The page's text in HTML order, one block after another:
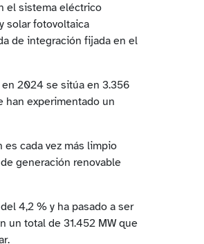
el sistema eléctrico
solar fotovoltaica
de integración fijada en el
2024 se sitúa en 3.356
han experimentado un
cada vez más limpio
generación renovable
4,2 % y ha pasado a ser
un total de 31.452 MW que